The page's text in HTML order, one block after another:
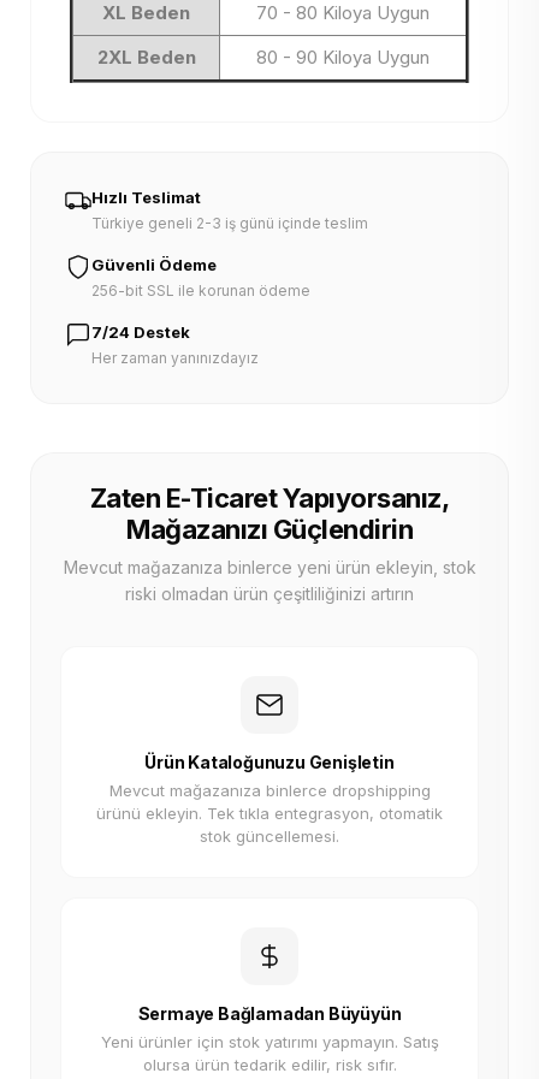
XL Beden
70 - 80 Kiloya Uygun
2XL Beden
80 - 90 Kiloya Uygun
Hızlı Teslimat
Türkiye geneli 2-3 iş günü içinde teslim
Güvenli Ödeme
256-bit SSL ile korunan ödeme
7/24 Destek
Her zaman yanınızdayız
Zaten E-Ticaret Yapıyorsanız,
Mağazanızı Güçlendirin
Mevcut mağazanıza binlerce yeni ürün ekleyin, stok
riski olmadan ürün çeşitliliğinizi artırın
Ürün Kataloğunuzu Genişletin
Mevcut mağazanıza binlerce dropshipping
ürünü ekleyin. Tek tıkla entegrasyon, otomatik
stok güncellemesi.
Sermaye Bağlamadan Büyüyün
Yeni ürünler için stok yatırımı yapmayın. Satış
olursa ürün tedarik edilir, risk sıfır.